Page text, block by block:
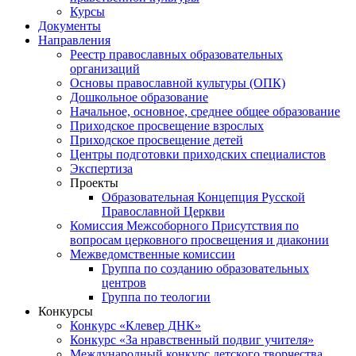
Курсы
Документы
Направления
Реестр православных образовательных
организаций
Основы православной культуры (ОПК)
Дошкольное образование
Начальное, основное, среднее общее образование
Приходское просвещение взрослых
Приходское просвещение детей
Центры подготовки приходских специалистов
Экспертиза
Проекты
Образовательная Концепция Русской
Православной Церкви
Комиссия Межсоборного Присутствия по
вопросам церковного просвещения и диаконии
Межведомственные комиссии
Группа по созданию образовательных
центров
Группа по теологии
Конкурсы
Конкурс «Клевер ДНК»
Конкурс «За нравственный подвиг учителя»